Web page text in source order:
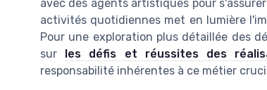
avec des agents artistiques pour
activités quotidiennes met en lumière
Pour une exploration plus détaillée des
sur
les défis et réussites des
responsabilité inhérentes à ce métier